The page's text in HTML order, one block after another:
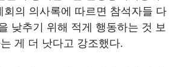
회의 의사록에 따르면 참석자들 다
낮추기 위해 적게 행동하는 것 보
게 더 낫다고 강조했다.